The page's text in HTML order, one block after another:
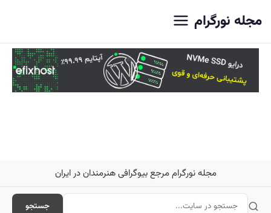
مجله نورگرام
مجله نورگرام مرجع بیوگرافی هنرمندان در ایران
جستجو